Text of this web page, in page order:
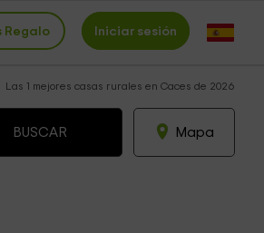
Regalo Iniciar sesión
Las 1 mejores casas rurales en Caces de 2026
Mapa